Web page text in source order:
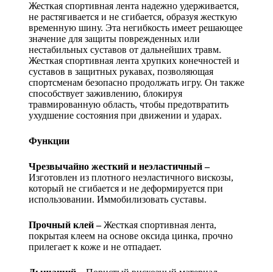
Жесткая спортивная лента надежно удерживается,
не растягивается и не сгибается, образуя жесткую
временную шину. Эта негибкость имеет решающее
значение для защиты поврежденных или
нестабильных суставов от дальнейших травм.
Жесткая спортивная лента хрупких конечностей и
суставов в защитных рукавах, позволяющая
спортсменам безопасно продолжать игру. Он также
способствует заживлению, блокируя
травмированную область, чтобы предотвратить
ухудшение состояния при движении и ударах.
Функции
Чрезвычайно жесткий и неэластичный –
Изготовлен из плотного неэластичного вискозы,
который не сгибается и не деформируется при
использовании. Иммобилизовать суставы.
Прочный клей – Жесткая спортивная лента,
покрытая клеем на основе оксида цинка, прочно
прилегает к коже и не отпадает.